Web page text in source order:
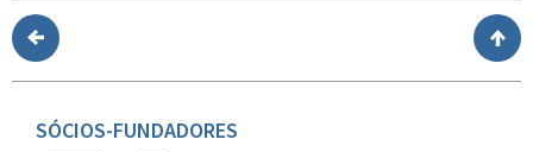
SÓCIOS-FUNDADORES